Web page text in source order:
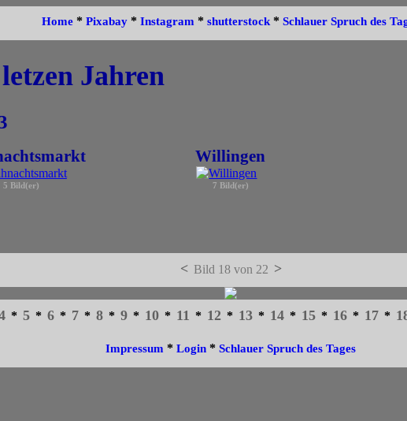
Home * Pixabay * Instagram * shutterstock * Schlauer Spruch des
Jahren
5 Bild(er)
Willingen
7 Bild(er)
< Bild 18 von 22 >
* 5 * 6 * 7 * 8 * 9 * 10 * 11 * 12 * 13 * 14 * 15 * 16 * 17 *
Impressum * Login * Schlauer Spruch des Tages